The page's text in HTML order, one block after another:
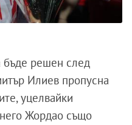
бъде решен след
Илиев пропусна
уцелвайки
Жордао също